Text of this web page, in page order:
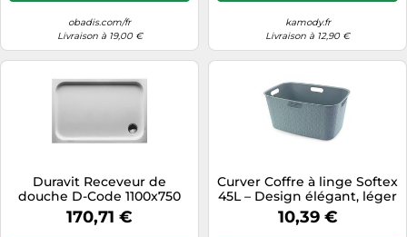
obadis.com/fr
Livraison à 19,00 €
kamody.fr
Livraison à 12,90 €
Duravit Receveur de
douche D-Code 1100x750
mm Rectangulaire
encastré Blanc
170,71 €
Curver Coffre à linge Softex
45L – Design élégant, léger
– 70% recyclé – Bleu 59 x 39
x 27 cm
10,39 €